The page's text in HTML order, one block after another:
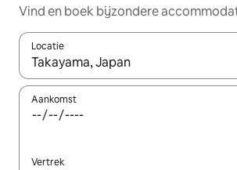
Vind en boek bijzondere
Locatie
Wanneer er resultaten beschikbaar
Aankomst
Vertrek